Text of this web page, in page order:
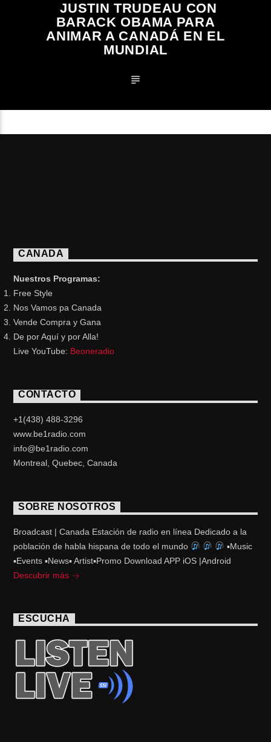
JUSTIN TRUDEAU CON
BARACK OBAMA PARA
ANIMAR A CANADÁ EN EL
MUNDIAL
CANADA
Nuestros Programas:
Free Style
Nos Vamos pa Canada
Vende Compra y Gana
De por Aquí y por Alla!
Live YouTube: Beoneradio
CONTACTO
+1(438) 488-3296
www.be1radio.com
info@be1radio.com
Montreal, Quebec, Canada
SOBRE NOSOTROS
Broadcast | Canada Estación de radio en línea Dedicado a la
población de habla hispana de todo el mundo
▪Music
▪Events ▪News▪ Artist▪Promo Download APP iOS |Android
Descubrir más
ESCUCHA